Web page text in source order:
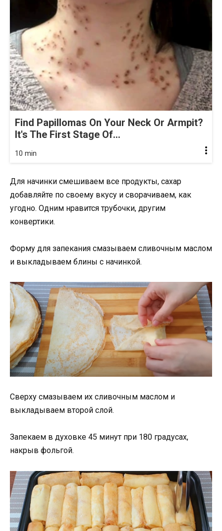
Find Papillomas On Your Neck Or Armpit?
It's The First Stage Of...
10 min
Для начинки смешиваем все продукты, сахар
добавляйте по своему вкусу и сворачиваем, как
угодно. Одним нравится трубочки, другим
конвертики.
Форму для запекания смазываем сливочным маслом
и выкладываем блины с начинкой.
Сверху смазываем их сливочным маслом и
выкладываем второй слой.
Запекаем в духовке 45 минут при 180 градусах,
накрыв фольгой.